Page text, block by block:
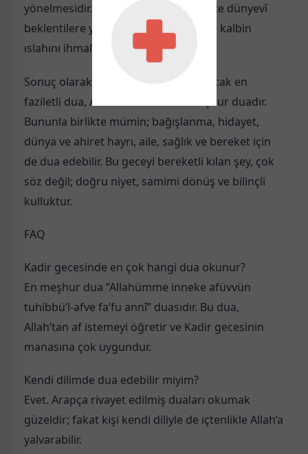
yönelmesidir. Bir başka hata da sadece dünyevî
beklentilere yoğunlaşıp af, hidayet ve kalbin
ıslahını ihmal etmektir.
Sonuç olarak Kadir gecesinde okunacak en
faziletli dua, Allah’tan af dileten meşhur duadır.
Bununla birlikte mümin; bağışlanma, hidayet,
dünya ve ahiret hayrı, aile, sağlık ve bereket için
de dua edebilir. Bu geceyi bereketli kılan şey, çok
söz değil; doğru niyet, samimi dönüş ve bilinçli
kulluktur.
FAQ
Kadir gecesinde en çok hangi dua okunur?
En meşhur dua “Allahümme inneke afüvvün
tuhibbü’l-afve fa’fu annî” duasıdır. Bu dua,
Allah’tan af istemeyi öğretir ve Kadir gecesinin
manasına çok uygundur.
Kendi dilimde dua edebilir miyim?
Evet. Arapça rivayet edilmiş duaları okumak
güzeldir; fakat kişi kendi diliyle de içtenlikle Allah’a
yalvarabilir.